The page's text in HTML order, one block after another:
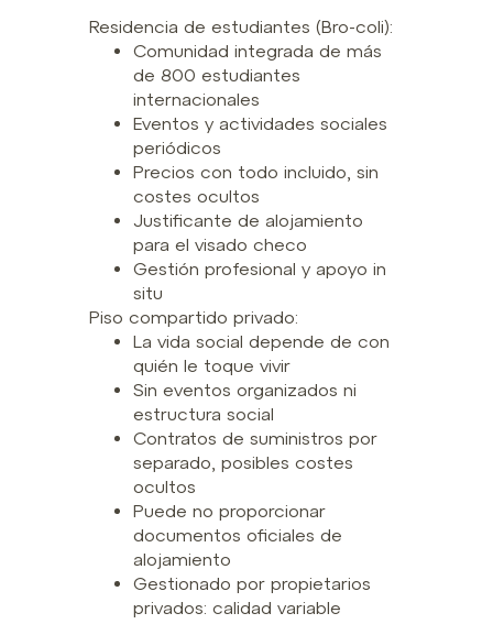
Residencia de estudiantes (Bro-coli):
Comunidad integrada de más
de 800 estudiantes
internacionales
Eventos y actividades sociales
periódicos
Precios con todo incluido, sin
costes ocultos
Justificante de alojamiento
para el visado checo
Gestión profesional y apoyo in
situ
Piso compartido privado:
La vida social depende de con
quién le toque vivir
Sin eventos organizados ni
estructura social
Contratos de suministros por
separado, posibles costes
ocultos
Puede no proporcionar
documentos oficiales de
alojamiento
Gestionado por propietarios
privados: calidad variable